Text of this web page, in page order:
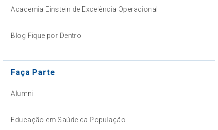
Academia Einstein de Excelência Operacional
Blog Fique por Dentro
Faça Parte
Alumni
Educação em Saúde da População